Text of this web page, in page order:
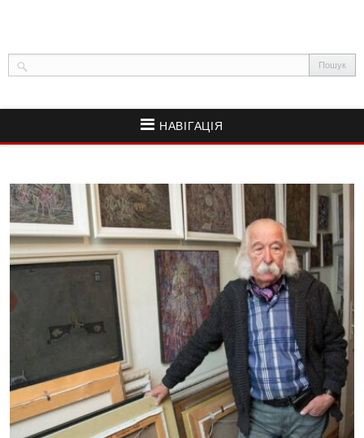
НАВІГАЦІЯ